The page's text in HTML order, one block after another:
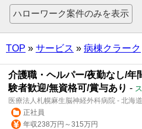
TOP » サービス » 病棟クラーク
介護職・ヘルパー/夜勤なし/年
験者歓迎/無資格可/賞与あり -
医療法人札幌麻生脳神経外科病院 - 北海
正社員
年収238万円～315万円